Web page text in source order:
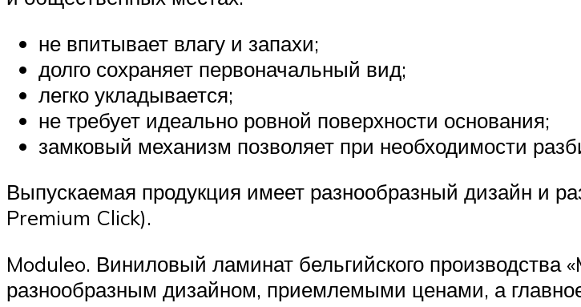
не впитывает влагу и запахи;
долго сохраняет первоначальный вид;
легко укладывается;
не требует идеально ровной поверхности основания;
замковый механизм позволяет при необходимости
Выпускаемая продукция имеет разнообразный дизайн и
Premium Click).
Moduleo. Виниловый ламинат бельгийского производства
разнообразным дизайном, приемлемыми ценами, а